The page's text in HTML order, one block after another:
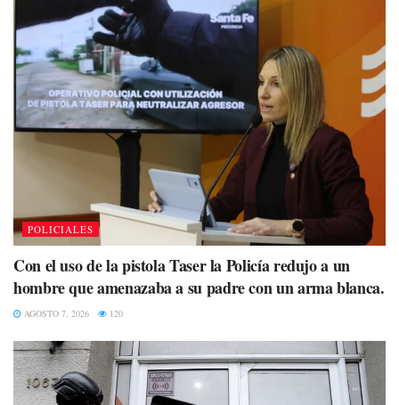
POLICIALES
Con el uso de la pistola Taser la Policía redujo a un
hombre que amenazaba a su padre con un arma blanca.
AGOSTO 7, 2026 120